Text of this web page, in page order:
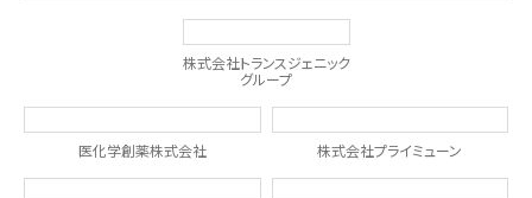
株式会社トランスジェニック
グループ
医化学創薬株式会社 株式会社プライミューン